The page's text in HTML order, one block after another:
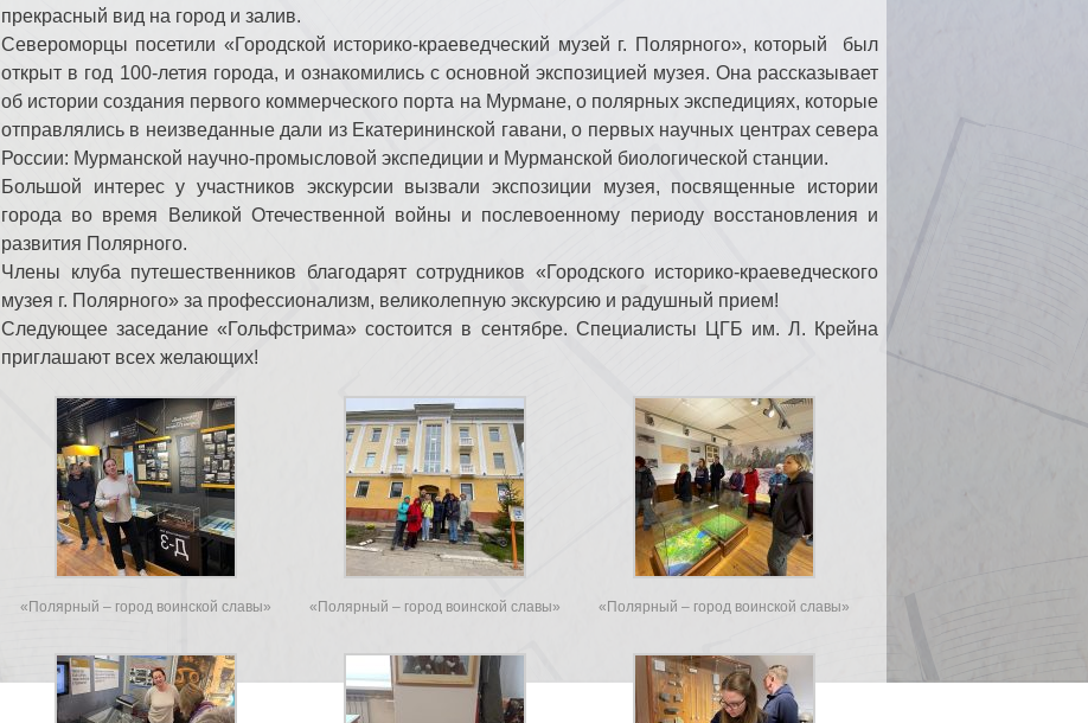
прекрасный вид на город и залив.
Североморцы посетили «Городской историко-краеведческий музей г. Полярного», который был
открыт в год 100-летия города, и ознакомились с основной экспозицией музея. Она рассказывает
об истории создания первого коммерческого порта на Мурмане, о полярных экспедициях, которые
отправлялись в неизведанные дали из Екатерининской гавани, о первых научных центрах севера
России: Мурманской научно-промысловой экспедиции и Мурманской биологической станции.
Большой интерес у участников экскурсии вызвали экспозиции музея, посвященные истории
города во время Великой Отечественной войны и послевоенному периоду восстановления и
развития Полярного.
Члены клуба путешественников благодарят сотрудников «Городского историко-краеведческого
музея г. Полярного» за профессионализм, великолепную экскурсию и радушный прием!
Следующее заседание «Гольфстрима» состоится в сентябре. Специалисты ЦГБ им. Л. Крейна
приглашают всех желающих!
«Полярный – город воинской славы» «Полярный – город воинской славы» «Полярный – город воинской славы»